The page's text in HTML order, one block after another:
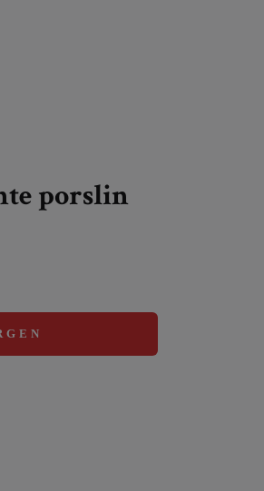
porslin